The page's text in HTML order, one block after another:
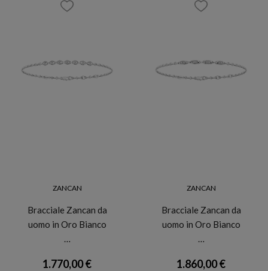
ZANCAN
Bracciale Zancan da
uomo in Oro Bianco
…
1.770,00 €
ZANCAN
Bracciale Zancan da
uomo in Oro Bianco
…
1.860,00 €